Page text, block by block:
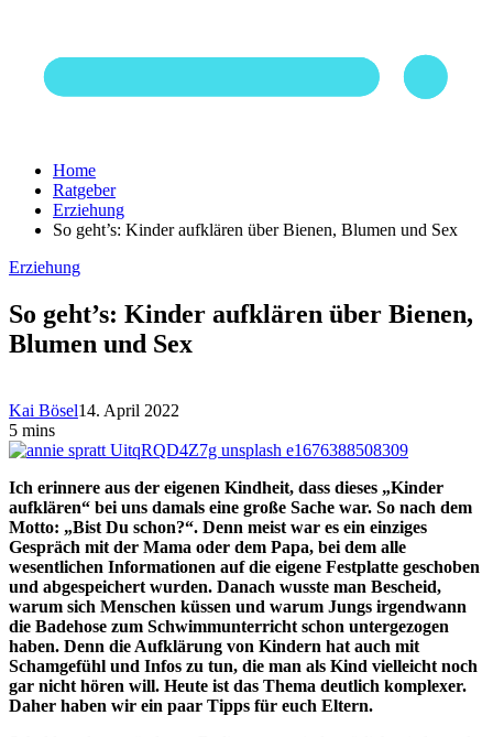
Home
Ratgeber
Erziehung
So geht’s: Kinder aufklären über Bienen, Blumen und Sex
Erziehung
So geht’s: Kinder aufklären über Bienen,
Blumen und Sex
Kai Bösel14. April 2022
5 mins
Ich erinnere aus der eigenen Kindheit, dass dieses „Kinder
aufklären“ bei uns damals eine große Sache war. So nach dem
Motto: „Bist Du schon?“. Denn meist war es ein einziges
Gespräch mit der Mama oder dem Papa, bei dem alle
wesentlichen Informationen auf die eigene Festplatte geschoben
und abgespeichert wurden. Danach wusste man Bescheid,
warum sich Menschen küssen und warum Jungs irgendwann
die Badehose zum Schwimmunterricht schon untergezogen
haben. Denn die Aufklärung von Kindern hat auch mit
Schamgefühl und Infos zu tun, die man als Kind vielleicht noch
gar nicht hören will. Heute ist das Thema deutlich komplexer.
Daher haben wir ein paar Tipps für euch Eltern.